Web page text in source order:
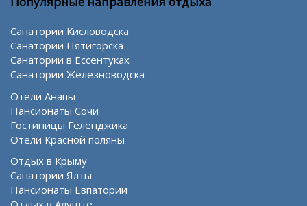
Санатории Кисловодска
Санатории Пятигорска
Санатории в Ессентуках
Санатории Железноводска
Отели Анапы
Пансионаты Сочи
Гостиницы Геленджика
Отели Красной поляны
Отдых в Крыму
Санатории Ялты
Пансионаты Евпатории